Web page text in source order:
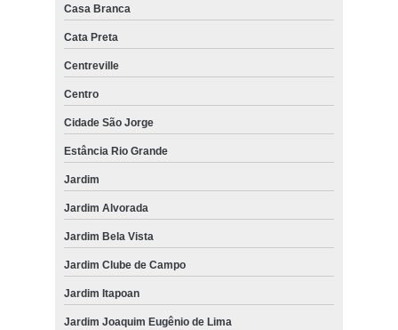
Casa Branca
Cata Preta
Centreville
Centro
Cidade São Jorge
Estância Rio Grande
Jardim
Jardim Alvorada
Jardim Bela Vista
Jardim Clube de Campo
Jardim Itapoan
Jardim Joaquim Eugênio de Lima